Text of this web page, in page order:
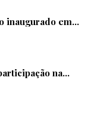
inaugurado em...
na...